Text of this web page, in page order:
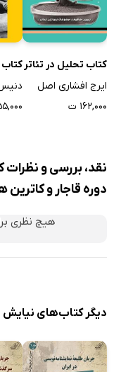
کتاب تحلیل در تئاتر
ایرج افشاری اصل
۱۶۲,۰۰۰ ت
کتاب
نقد، بررسی و
دوره قاجار و
هیچ نظری
دیگر کتاب‌های